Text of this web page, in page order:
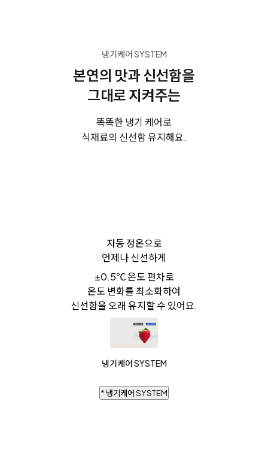
냉기케어 SYSTEM
본연의 맛과 신선함을
그대로 지켜주는
똑똑한 냉기 케어로
식재료의 신선함 유지해요.
자동 정온으로
언제나 신선하게
±0.5℃ 온도 편차로
온도 변화를 최소화하여
신선함을 오래 유지할 수 있어요.
냉기케어 SYSTEM
* 냉기케어 SYSTEM